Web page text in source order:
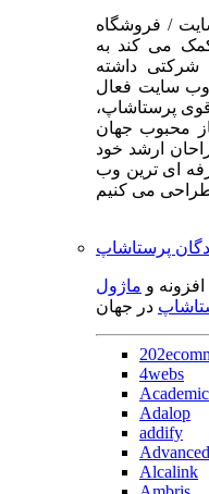
/ فروشگاه
می کند به
داشته
باشید. در حال حاضر بیش از 300000 وب سایت فعال
پرستاشاپ،
محبوب جهان
ارشد خود
ای ترین وب
پرستاشاپ
و ماژول
در جهان
4webs
Adalop
addify
Alcalink